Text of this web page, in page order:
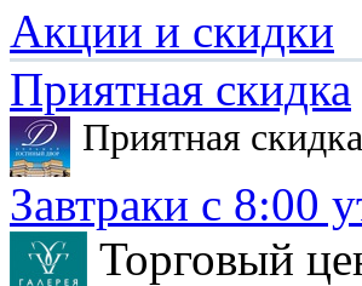
Акции и скидки
Приятная скидка
Приятная
Завтраки с 8:00
Торговый